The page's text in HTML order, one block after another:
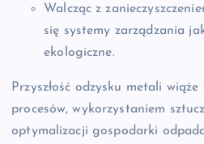
Walcząc z
się systemy zarządzania
ekologiczne.
Przyszłość odzysku metali
procesów, wykorzystaniem
optymalizacji gospodarki